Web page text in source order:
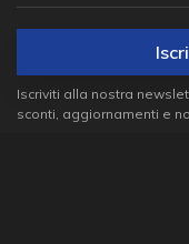
Iscriviti alla nostra
sconti, aggiornamenti e